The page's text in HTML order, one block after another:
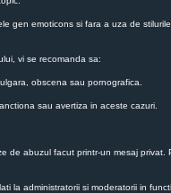
gen emoticons si fara a uza de
vi se recomanda sa:
obscena sau pornografica.
sau avertiza in aceste cazuri.
de abuzul facut printr-un mesaj
la administratorii si moderatorii in